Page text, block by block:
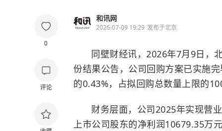
0
评论
和讯网
2026-07-09 19:29 发布于北京
同壁财经讯，2026年7月9日，
份结果公告，公司回购方案已实施
的0.43%，占拟回购总数量上限的
财务层面，公司2025年实现营
上市公司股东的净利润10679.35万